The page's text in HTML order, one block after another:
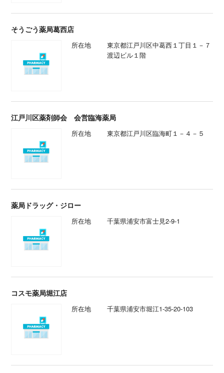
そうごう薬局葛西店
所在地
東京都江戸川区中葛西１丁目１－７
渡辺ビル１階
江戸川区薬剤師会 会営臨海薬局
所在地 東京都江戸川区臨海町１－４－５
薬局ドラッグ・ジロー
所在地 千葉県浦安市富士見2-9-1
コスモ薬局堀江店
所在地 千葉県浦安市堀江1-35-20-103